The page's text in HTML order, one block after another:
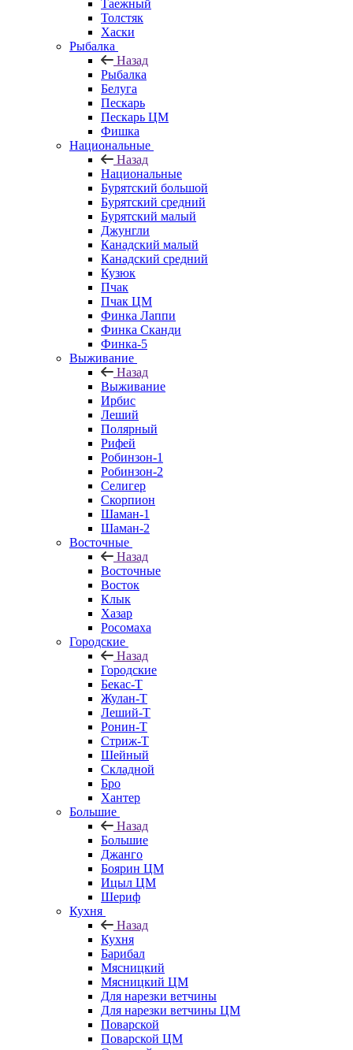
Таежный
Толстяк
Хаски
Рыбалка
Назад
Рыбалка
Белуга
Пескарь
Пескарь ЦМ
Фишка
Национальные
Назад
Национальные
Бурятский большой
Бурятский средний
Бурятский малый
Джунгли
Канадский малый
Канадский средний
Кузюк
Пчак
Пчак ЦМ
Финка Лаппи
Финка Сканди
Финка-5
Выживание
Назад
Выживание
Ирбис
Леший
Полярный
Рифей
Робинзон-1
Робинзон-2
Селигер
Скорпион
Шаман-1
Шаман-2
Восточные
Назад
Восточные
Восток
Клык
Хазар
Росомаха
Городские
Назад
Городские
Бекас-Т
Жулан-Т
Леший-Т
Ронин-Т
Стриж-Т
Шейный
Складной
Бро
Хантер
Большие
Назад
Большие
Джанго
Боярин ЦМ
Ицыл ЦМ
Шериф
Кухня
Назад
Кухня
Барибал
Мясницкий
Мясницкий ЦМ
Для нарезки ветчины
Для нарезки ветчины ЦМ
Поварской
Поварской ЦМ